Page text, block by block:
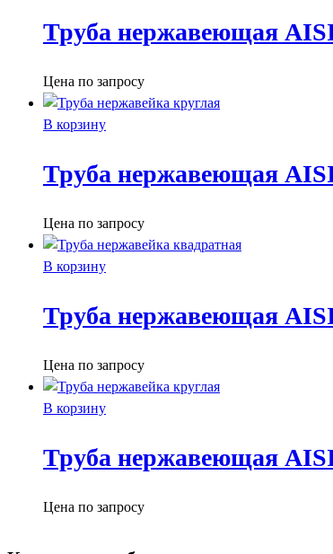
Труба нержавеющая
Цена по запросу
В корзину
Труба нержавеющая
Цена по запросу
В корзину
Труба нержавеющая
Цена по запросу
В корзину
Труба нержавеющая
Цена по запросу